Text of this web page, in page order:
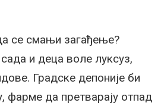
се смањи загађење?
и деца воле луксуз,
Градске депоније би
фарме да претварају отпад